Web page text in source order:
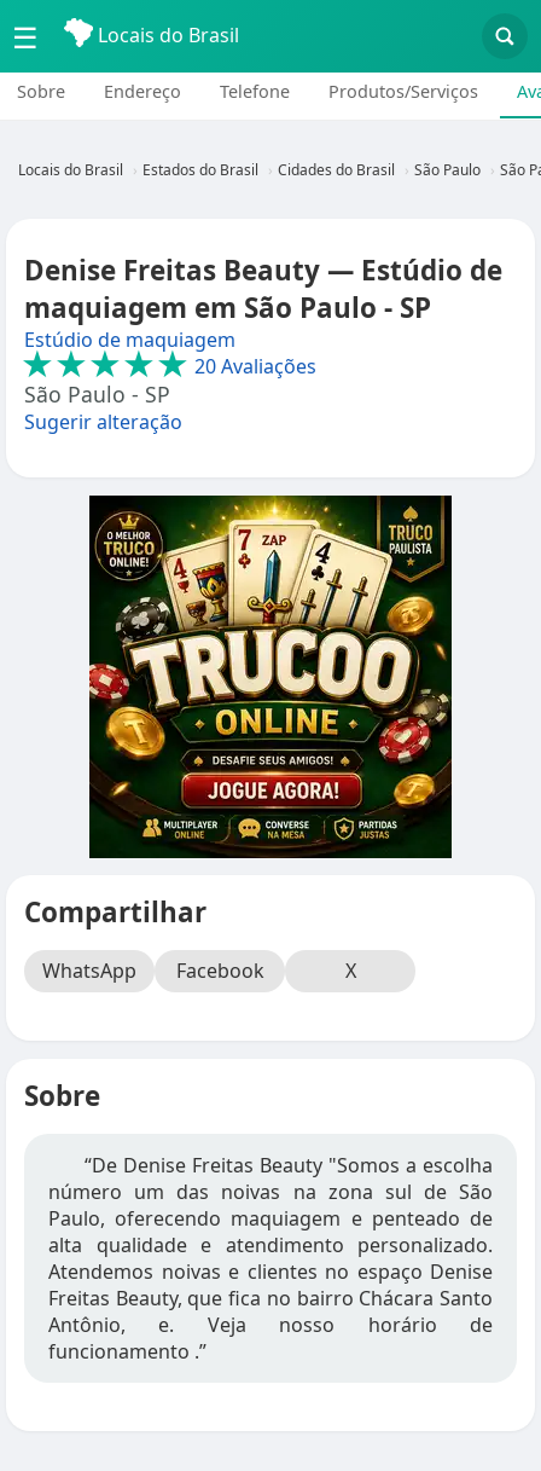
☰ Locais do Brasil
Sobre Endereço Telefone Produtos/Serviços
Locais do Brasil Estados do Brasil Cidades do Brasil São Paulo São
Denise Freitas Beauty — Estúdio de
maquiagem em São Paulo - SP
Estúdio de maquiagem
★★★★★20 Avaliações
São Paulo - SP
Sugerir alteração
Compartilhar
WhatsApp Facebook X
Sobre
“De Denise Freitas Beauty "Somos a escolha
número um das noivas na zona sul de São
Paulo, oferecendo maquiagem e penteado de
alta qualidade e atendimento personalizado.
Atendemos noivas e clientes no espaço Denise
Freitas Beauty, que fica no bairro Chácara Santo
Antônio, e. Veja nosso horário de
funcionamento .”